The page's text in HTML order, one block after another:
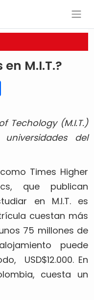
M.I.T.?
Techology (M.I.T.)
del
Times Higher
que publican
en M.I.T. es
cuestan más
75 millones de
puede
USD$12.000. En
cuesta un